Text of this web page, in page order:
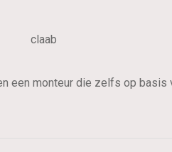
claab
een monteur die zelfs op